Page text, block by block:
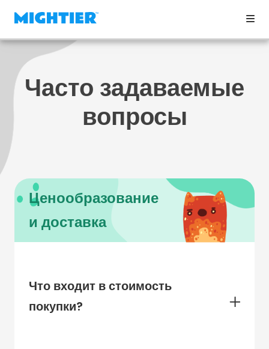
Часто задаваемые
вопросы
Ценообразование
и доставка
Что входит в стоимость
покупки?